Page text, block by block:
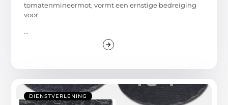
tomatenmineermot, vormt een ernstige bedreiging
voor
...
DIENSTVERLENING